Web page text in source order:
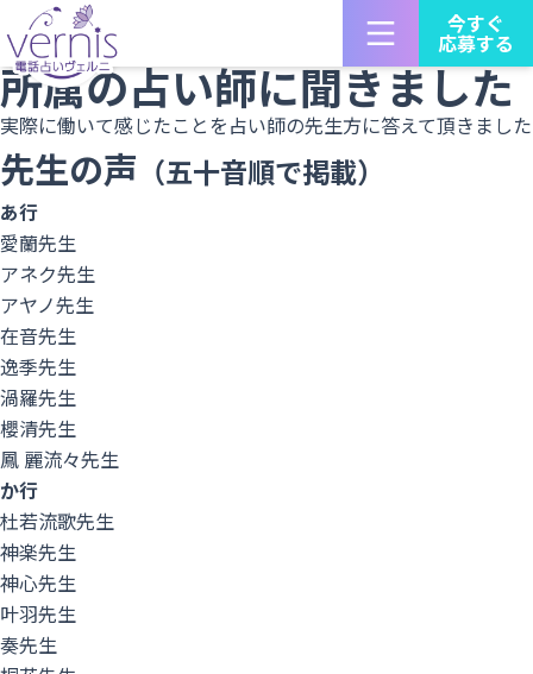
今すぐ
応募する
占い師募集 電話占いヴェルニTOP
占い師の声
所属の占い師に聞きました
実際に働いて感じたことを占い師の先生方に答えて頂きました
先生の声 （五十音順で掲載）
あ行
愛蘭先生
アネク先生
アヤノ先生
在音先生
逸季先生
渦羅先生
櫻清先生
鳳 麗流々先生
か行
杜若流歌先生
神楽先生
神心先生
叶羽先生
奏先生